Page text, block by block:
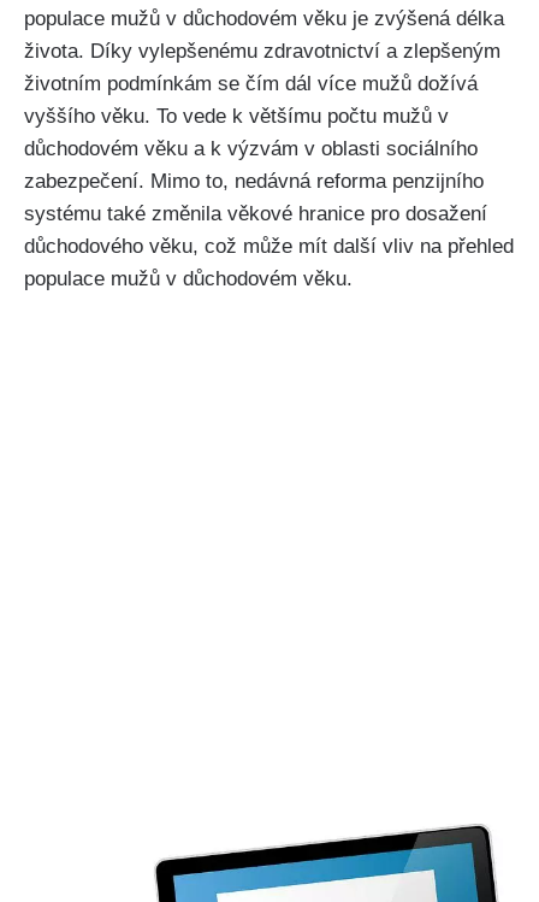
populace mužů v důchodovém věku je zvýšená délka
života. Díky vylepšenému zdravotnictví a zlepšeným
životním podmínkám se čím dál více mužů dožívá
vyššího věku. To vede k většímu počtu mužů v
důchodovém věku a k výzvám v oblasti sociálního
zabezpečení. Mimo to, nedávná reforma penzijního
systému také změnila věkové hranice pro dosažení
důchodového věku, což může mít další vliv na přehled
populace mužů v důchodovém věku.